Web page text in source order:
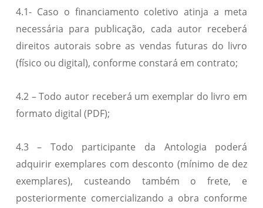
4.1- Caso o financiamento coletivo atinja a meta
necessária para publicação, cada autor receberá
direitos autorais sobre as vendas futuras do livro
(físico ou digital), conforme constará em contrato;
4.2 – Todo autor receberá um exemplar do livro em
formato digital (PDF);
4.3 – Todo participante da Antologia poderá
adquirir exemplares com desconto (mínimo de dez
exemplares), custeando também o frete, e
posteriormente comercializando a obra conforme